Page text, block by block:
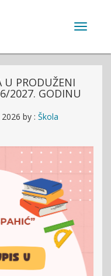
Toggle
U PRODUŽENI
2027. GODINU
by : Škola